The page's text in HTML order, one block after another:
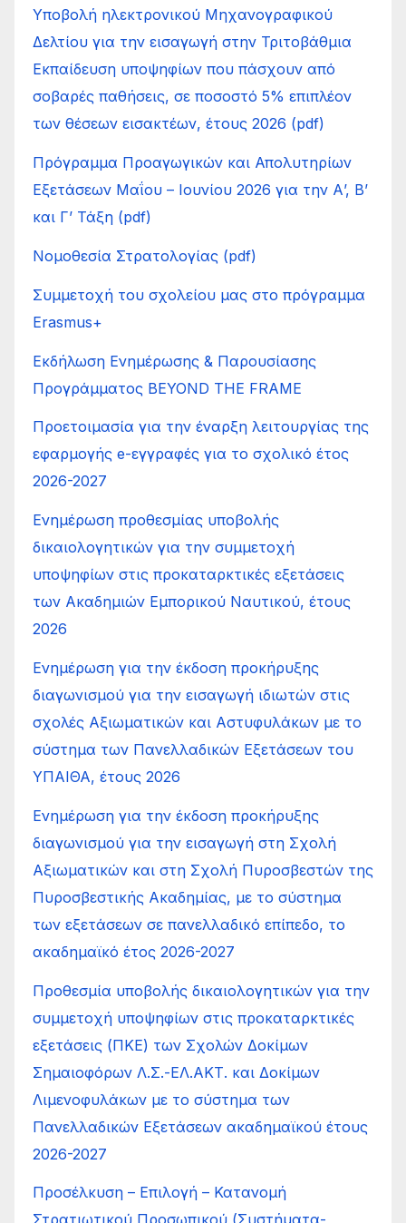
Υποβολή ηλεκτρονικού Μηχανογραφικού
Δελτίου για την εισαγωγή στην Τριτοβάθμια
Εκπαίδευση υποψηφίων που πάσχουν από
σοβαρές παθήσεις, σε ποσοστό 5% επιπλέον
των θέσεων εισακτέων, έτους 2026 (pdf)
Πρόγραμμα Προαγωγικών και Απολυτηρίων
Εξετάσεων Μαΐου – Ιουνίου 2026 για την Α’, Β’
και Γ’ Τάξη (pdf)
Νομοθεσία Στρατολογίας (pdf)
Συμμετοχή του σχολείου μας στο πρόγραμμα
Erasmus+
Εκδήλωση Ενημέρωσης & Παρουσίασης
Προγράμματος BEYOND THE FRAME
Προετοιμασία για την έναρξη λειτουργίας της
εφαρμογής e-εγγραφές για το σχολικό έτος
2026-2027
Ενημέρωση προθεσμίας υποβολής
δικαιολογητικών για την συμμετοχή
υποψηφίων στις προκαταρκτικές εξετάσεις
των Ακαδημιών Εμπορικού Ναυτικού, έτους
2026
Ενημέρωση για την έκδοση προκήρυξης
διαγωνισμού για την εισαγωγή ιδιωτών στις
σχολές Αξιωματικών και Αστυφυλάκων με το
σύστημα των Πανελλαδικών Εξετάσεων του
ΥΠΑΙΘΑ, έτους 2026
Ενημέρωση για την έκδοση προκήρυξης
διαγωνισμού για την εισαγωγή στη Σχολή
Αξιωματικών και στη Σχολή Πυροσβεστών της
Πυροσβεστικής Ακαδημίας, με το σύστημα
των εξετάσεων σε πανελλαδικό επίπεδο, το
ακαδημαϊκό έτος 2026-2027
Προθεσμία υποβολής δικαιολογητικών για την
συμμετοχή υποψηφίων στις προκαταρκτικές
εξετάσεις (ΠΚΕ) των Σχολών Δοκίμων
Σημαιοφόρων Λ.Σ.-ΕΛ.ΑΚΤ. και Δοκίμων
Λιμενοφυλάκων με το σύστημα των
Πανελλαδικών Εξετάσεων ακαδημαϊκού έτους
2026-2027
Προσέλκυση – Επιλογή – Κατανοµή